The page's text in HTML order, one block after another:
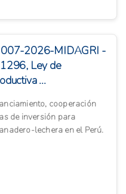
007-2026-MIDAGRI -
Ley de
...
cooperación
de inversión para
lechera en el Perú.